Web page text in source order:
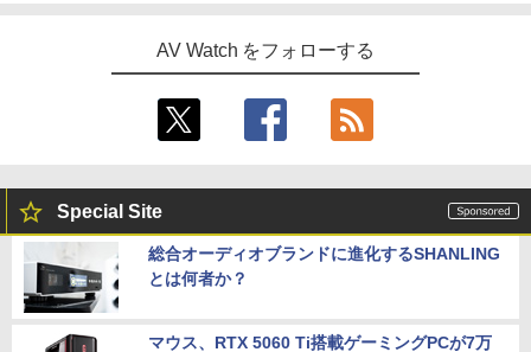
AV Watch をフォローする
Special Site
総合オーディオブランドに進化するSHANLING
とは何者か？
マウス、RTX 5060 Ti搭載ゲーミングPCが7万